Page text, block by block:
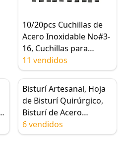
10/20pcs Cuchillas de
Acero Inoxidable No#3-
16, Cuchillas para
Cuchillos Artesanales
para Tallado/Grabado
de Metal/Madera,
Reemplazo de Bisturí
Artesanal
11 vendidos
Bisturí Artesanal, Hoja
de Bisturí Quirúrgico,
Bisturí de Acero
Inoxidable, 10 Pzs #11
Hojas Metálicas
6 vendidos